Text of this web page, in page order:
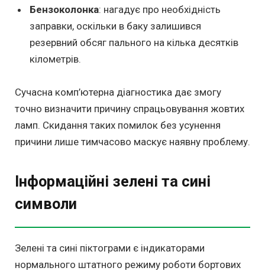
Бензоколонка: нагадує про необхідність
заправки, оскільки в баку залишився
резервний обсяг пального на кілька десятків
кілометрів.
Сучасна комп’ютерна діагностика дає змогу
точно визначити причину спрацьовування жовтих
ламп. Скидання таких помилок без усунення
причини лише тимчасово маскує наявну проблему.
Інформаційні зелені та сині
символи
Зелені та сині піктограми є індикаторами
нормального штатного режиму роботи бортових